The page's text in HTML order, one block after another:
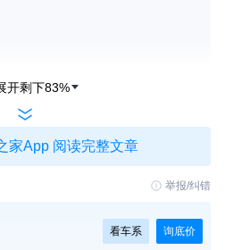
开剩下83%
家App 阅读完整文章
举报/纠错
看车系 询底价